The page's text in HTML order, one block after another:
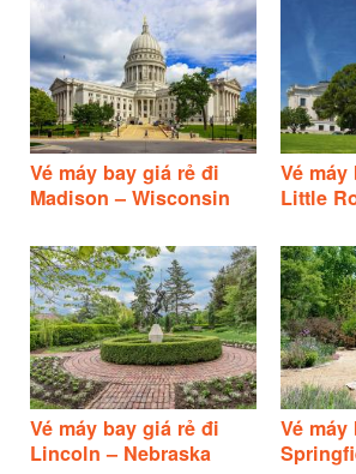
Vé máy bay giá rẻ đi
Madison – Wisconsin
Vé
Little
Vé máy bay giá rẻ đi
Lincoln – Nebraska
Vé